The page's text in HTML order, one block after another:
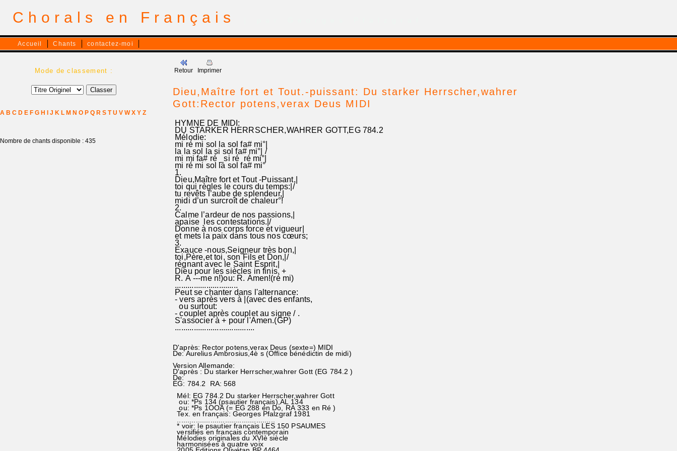
Chorals en Français
Accueil Chants contactez-moi
Mode de classement :
A B C D E F G H J K L M N O P Q R S T U V W X Y Z
Nombre de chants disponible : 435
Retour Imprimer
Dieu,Maître fort et Tout.-puissant: Du starker Herrscher,wahrer
Gott:Rector potens,verax Deus MIDI
HYMNE DE MIDI:
DU STARKER HERRSCHER,WAHRER GOTT,EG 784.2
Mélodie:
mi ré mi sol la sol fa# mi°|
la la sol la si sol fa# mi°| /
mi mi fa# ré _si ré ré mi°|
mi ré mi sol la sol fa# mi°
1.
Dieu,Maître fort et Tout -Puissant,|
toi qui règles le cours du temps:|/
tu revêts l’aube de splendeur,|
midi d’un surcroît de chaleur°!
2.
Calme l’ardeur de nos passions,|
apaise les contestations.|/
Donne à nos corps force et vigueur|
et mets la paix dans tous nos cœurs;
3.
Exauce -nous,Seigneur très bon,|
toi,Père,et toi, son Fils et Don,|/
régnant avec le Saint Esprit,|
Dieu pour les siècles in finis. +
R. A ---me n!)ou: R. Amen!(ré mi)
..............................
Peut se chanter dans l'alternance:
- vers après vers à |(avec des enfants,
ou surtout:
- couplet après couplet au signe / .
S'associer à + pour l'Amen.(GP)
......................................
D'après: Rector potens,verax Deus (sexte=) MIDI
De: Aurelius Ambrosius,4è s (Office bénédictin de midi)
Version Allemande:
D'après : Du starker Herrscher,wahrer Gott (EG 784.2 )
De:
EG: 784.2 RA: 568
Mél: EG 784.2 Du starker Herrscher,wahrer Gott
ou: *Ps 134 (psautier français),AL 134
ou: *Ps 1OOA (= EG 288 en Do, RA 333 en Ré )
Tex. en français: Georges Pfalzgraf 1981
...............................................
* voir: le psautier français LES 150 PSAUMES
versifiés en français contemporain
Mélodies originales du XVIè siècle
harmonisées à quatre voix